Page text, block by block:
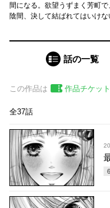
間になる。欲望うずまく芳町
陰間、決して結ばれてはいけな
話の一覧
この作品は 作品チケット
全37話